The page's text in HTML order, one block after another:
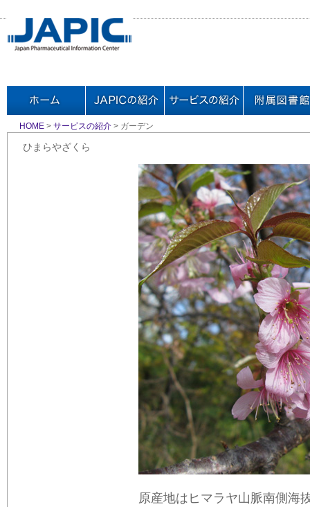
HOME > サービスの紹介 > ガーデン
ひまらやざくら
原産地はヒマラヤ山脈南側海